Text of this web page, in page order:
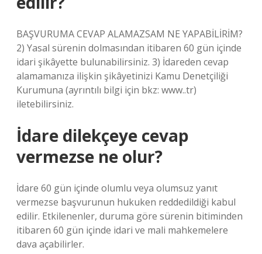
BAŞVURUMA CEVAP ALAMAZSAM NE YAPABİLİRİM?
2) Yasal sürenin dolmasından itibaren 60 gün içinde
idari şikâyette bulunabilirsiniz. 3) İdareden cevap
alamamanıza ilişkin şikâyetinizi Kamu Denetçiliği
Kurumuna (ayrıntılı bilgi için bkz: www..tr)
iletebilirsiniz.
İdare dilekçeye cevap
vermezse ne olur?
İdare 60 gün içinde olumlu veya olumsuz yanıt
vermezse başvurunun hukuken reddedildiği kabul
edilir. Etkilenenler, duruma göre sürenin bitiminden
itibaren 60 gün içinde idari ve mali mahkemelere
dava açabilirler.